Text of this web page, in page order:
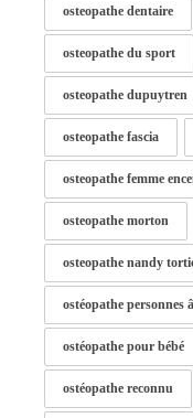
osteopathe dentaire
osteopathe du sport
osteopathe dupuytren
osteopathe fascia
osteopathe femme
osteopathe morton
osteopathe nandy
ostéopathe personnes
ostéopathe pour bébé
ostéopathe reconnu